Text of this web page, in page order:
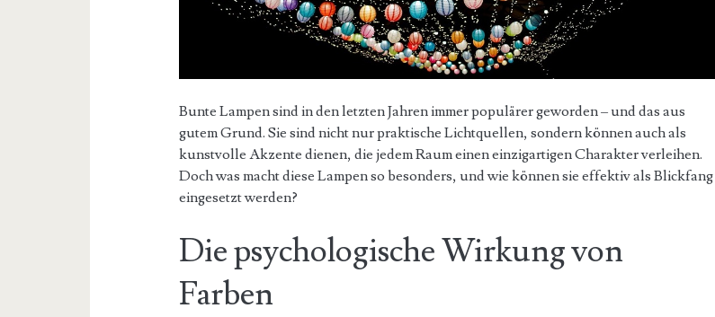
Bunte Lampen sind in den letzten Jahren immer populärer geworden – und das aus
gutem Grund. Sie sind nicht nur praktische Lichtquellen, sondern können auch als
kunstvolle Akzente dienen, die jedem Raum einen einzigartigen Charakter verleihen.
Doch was macht diese Lampen so besonders, und wie können sie effektiv als Blickfang
eingesetzt werden?
Die psychologische Wirkung von
Farben